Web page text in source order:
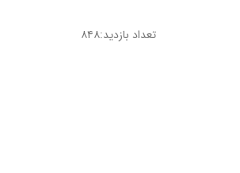
تعداد بازدید:۸۴۸